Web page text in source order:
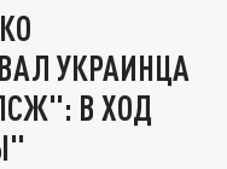
УКРАИНЦА
В ХОД